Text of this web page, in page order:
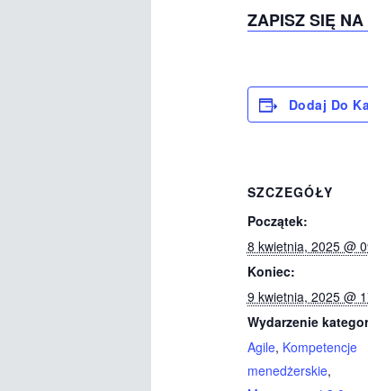
ZAPISZ SIĘ
Dodaj Do
SZCZEGÓŁY
Początek:
8 kwietnia, 2025 @
Koniec:
9 kwietnia, 2025 @
Wydarzenie
Agile, Kompetencje
menedżerskie,